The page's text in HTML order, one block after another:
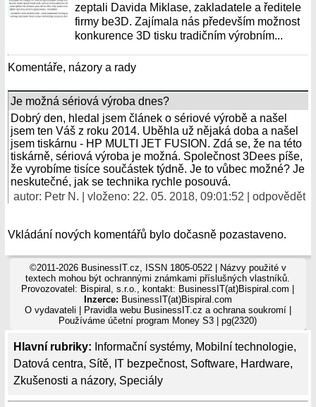
Hlavní rubriky: Informační systémy, Mobilní technologie,
Datová centra, Sítě, IT bezpečnost, Software, Hardware,
Zkušenosti a názory, Speciály
zeptali Davida Miklase, zakladatele a ředitele
firmy be3D. Zajímala nás především možnost
konkurence 3D tisku tradičním výrobním...
Komentáře, názory a rady
Je možná sériová výroba dnes?
Dobrý den, hledal jsem článek o sériové výrobě a našel
jsem ten Váš z roku 2014. Uběhla už nějaká doba a našel
jsem tiskárnu - HP MULTI JET FUSION. Zdá se, že na této
tiskárně, sériová výroba je možná. Společnost 3Dees píše,
že vyrobíme tisíce součástek týdně. Je to vůbec možné? Je
neskutečné, jak se technika rychle posouvá.
autor: Petr N. | vloženo: 22. 05. 2018, 09:01:52 | odpovědět
Vkládání nových komentářů bylo dočasně pozastaveno.
©2011-2026 BusinessIT.cz, ISSN 1805-0522 | Názvy použité v
textech mohou být ochrannými známkami příslušných vlastníků.
Provozovatel: Bispiral, s.r.o., kontakt: BusinessIT(at)Bispiral.com |
Inzerce: BusinessIT(at)Bispiral.com
O vydavateli
Pravidla webu BusinessIT.cz a ochrana soukromí|
Používámeúčetní program Money S3 | pg(2320)